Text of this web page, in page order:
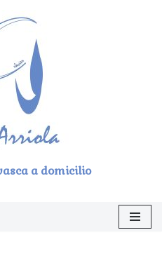
a domicilio